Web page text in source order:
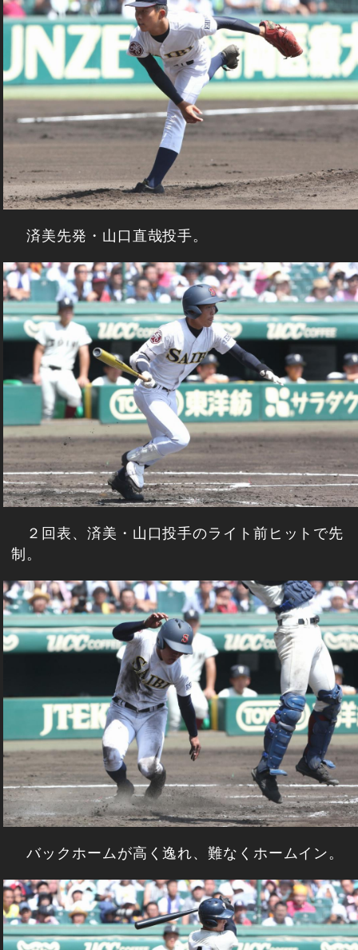
済美先発・山口直哉投手。
２回表、済美・山口投手のライト前ヒットで先
制。
バックホームが高く逸れ、難なくホームイン。